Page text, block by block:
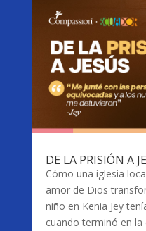
DE LA PRISIÓN A
Cómo una iglesia
amor de Dios
niño en Kenia Jey
cuando terminó en